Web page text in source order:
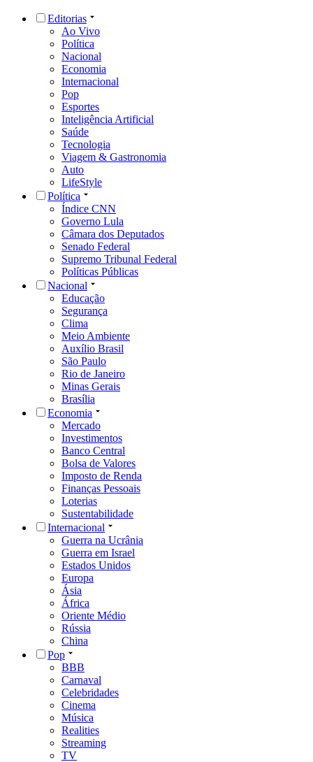
Editorias
Ao Vivo
Política
Nacional
Economia
Internacional
Pop
Esportes
Inteligência Artificial
Saúde
Tecnologia
Viagem & Gastronomia
Auto
LifeStyle
Política
Índice CNN
Governo Lula
Câmara dos Deputados
Senado Federal
Supremo Tribunal Federal
Políticas Públicas
Nacional
Educação
Segurança
Clima
Meio Ambiente
Auxílio Brasil
São Paulo
Rio de Janeiro
Minas Gerais
Brasília
Economia
Mercado
Investimentos
Banco Central
Bolsa de Valores
Imposto de Renda
Finanças Pessoais
Loterias
Sustentabilidade
Internacional
Guerra na Ucrânia
Guerra em Israel
Estados Unidos
Europa
Ásia
África
Oriente Médio
Rússia
China
Pop
BBB
Carnaval
Celebridades
Cinema
Música
Realities
Streaming
TV